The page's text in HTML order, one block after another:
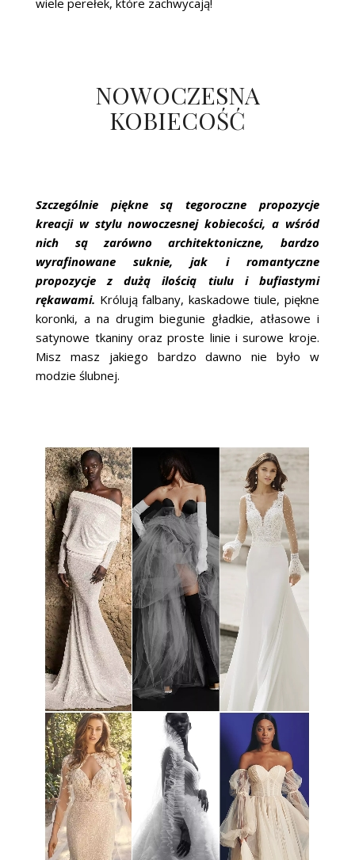
wiele perełek, które zachwycają!
NOWOCZESNA
KOBIECOŚĆ
Szczególnie piękne są tegoroczne propozycje
kreacji w stylu nowoczesnej kobiecości, a wśród
nich są zarówno architektoniczne, bardzo
wyrafinowane suknie, jak i romantyczne
propozycje z dużą ilością tiulu i bufiastymi
rękawami. Królują falbany, kaskadowe tiule, piękne
koronki, a na drugim biegunie gładkie, atłasowe i
satynowe tkaniny oraz proste linie i surowe kroje.
Misz masz jakiego bardzo dawno nie było w
modzie ślubnej.